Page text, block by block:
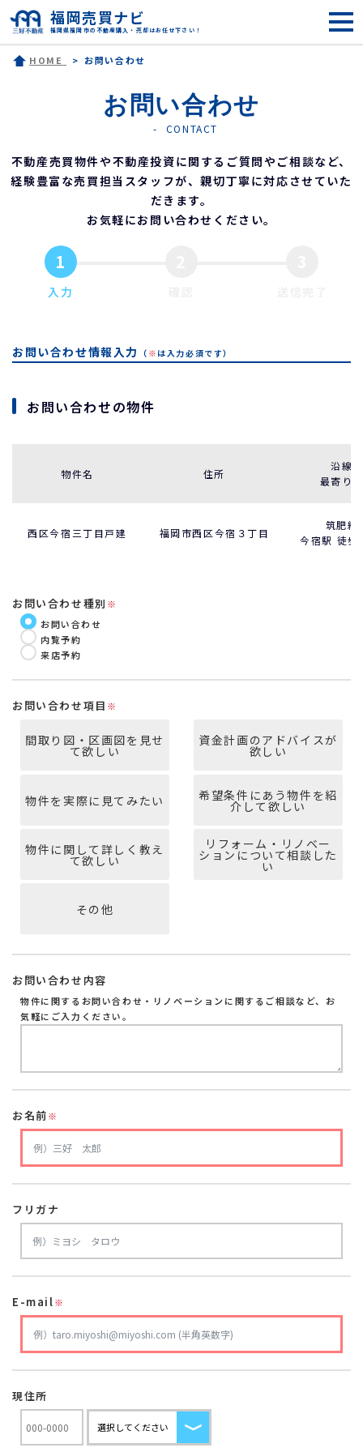
福岡県福岡市の不動産購入・売却はお任せ下さい！
福岡売買ナビ
HOME お問い合わせ
お問い合わせ
CONTACT
不動産売買物件や不動産投資に関するご質問やご相談など、
経験豊富な売買担当スタッフが、親切丁寧に対応させていた
だきます。
お気軽にお問い合わせください。
1
入力
お問い合わせ情報入力 （ ※ は入力必須です）
お問い合わせの物件
物件名 住所
沿線
最寄り
西区今宿三丁目戸建 福岡市西区今宿３丁目
筑肥線
今宿駅 徒歩
お問い合わせ種別 ※
お問い合わせ
内覧予約
来店予約
お問い合わせ項目 ※
間取り図・区画図を見せ
て欲しい
資金計画のアドバイスが
欲しい
物件を実際に見てみたい 希望条件にあう物件を紹
介して欲しい
物件に関して詳しく教え
て欲しい
リフォーム・リノベー
ションについて相談した
い
その他
お問い合わせ内容
物件に関するお問い合わせ・リノベーションに関するご相談など、お
気軽にご入力ください。
お名前※
フリガナ
E-mail※
現住所